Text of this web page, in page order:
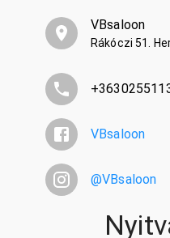
VBsaloon
Rákóczi 51.
VBsaloon
@VBsaloon